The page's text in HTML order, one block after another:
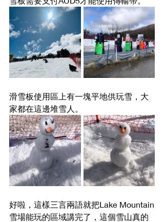
滑雪板使用區上有一塊平地供玩雪，大
家都在這邊堆雪人。
好啦，這樣三言兩語就把Lake Mountain
雪場能玩的區域講完了，這個雪山真的